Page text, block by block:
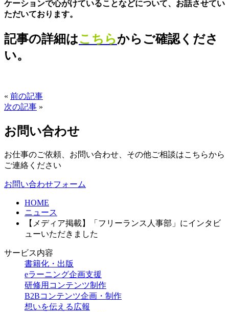
ケーションで心がけていることなどについて、お話させてい
ただいております。
記事の詳細はこちらからご確認くださ
い。
« 前の記事
次の記事 »
お問い合わせ
お仕事のご依頼、お問い合わせ、その他ご相談はこちらから
ご連絡ください
お問い合わせフォーム
HOME
ニュース
【メディア掲載】「フリーランス人事部」にインタビ
ューいただきました
サービス内容
書籍化・出版
eラーニング企画支援
研修用コンテンツ制作
B2Bコンテンツ企画・制作
想いを伝える広報